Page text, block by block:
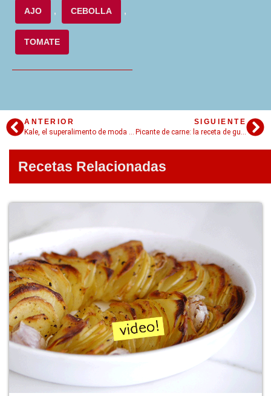
AJO , CEBOLLA ,
TOMATE
ANTERIOR
Kale, el superalimento de moda que vas a querer usar para todo
SIGUIENTE
Picante de carne: la receta de guiso peruano con 5 tips para que salga perfecto
Recetas Relacionadas